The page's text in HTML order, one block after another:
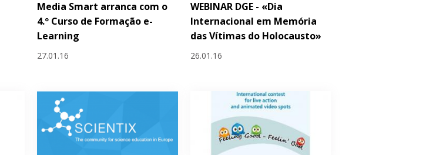
Media Smart arranca com o
4.º Curso de Formação e-
Learning
27.01.16
WEBINAR DGE - «Dia
Internacional em Memória
das Vítimas do Holocausto»
26.01.16